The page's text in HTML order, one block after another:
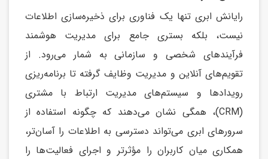
رایانش ابری تنها یک فناوری برای ذخیره‌سازی اطلاعات
نیست، بلکه بستری جامع برای مدیریت هوشمند
فرآیندهای شخصی و سازمانی به شمار می‌رود. از
تقویم‌های آنلاین و مدیریت وظایف گرفته تا برنامه‌ریزی
رویدادها و سیستم‌های مدیریت ارتباط با مشتری
(CRM)، همگی نشان می‌دهند که چگونه استفاده از
سرورهای ابری می‌تواند دسترسی به اطلاعات را آسان‌تر،
همکاری میان کاربران را مؤثرتر و اجرای فعالیت‌ها را